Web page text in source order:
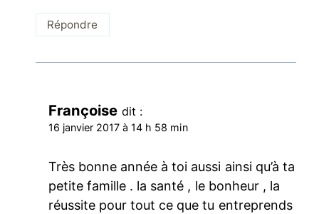
Répondre
Françoise dit :
16 janvier 2017 à 14 h 58 min
Très bonne année à toi aussi ainsi qu’à ta
petite famille . la santé , le bonheur , la
réussite pour tout ce que tu entreprends